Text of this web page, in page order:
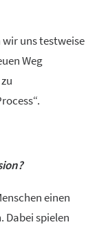
uns testweise
Weg
einen
Dabei spielen